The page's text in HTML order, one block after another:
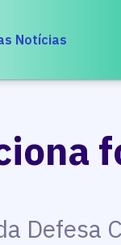
Notícias
Defesa